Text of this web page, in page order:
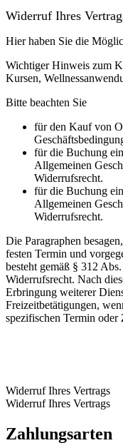
Widerruf Ihres
Hier haben Sie die
Wichtiger Hinweis zum
Kursen,
Bitte beachten Sie
für den Kauf von
für die Buchung
Allgemeinen
Widerrufsrecht.
für die Buchung
Allgemeinen
Widerrufsrecht.
Die Paragraphen
festen Termin und
besteht gemäß § 312
Widerrufsrecht. Nach
Erbringung weiterer
Freizeitbetätigungen,
spezifischen Termin oder
Widerruf Ihres Vertrags
Widerruf Ihres Vertrags
Zahlungsarten